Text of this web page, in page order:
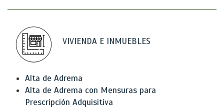
VIVIENDA E INMUEBLES
Alta de Adrema
Alta de Adrema con Mensuras para
Prescripción Adquisitiva